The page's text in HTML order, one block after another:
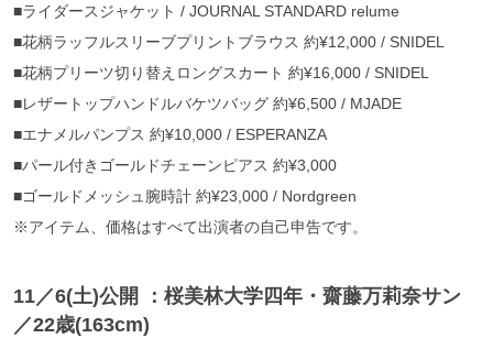
■ライダースジャケット / JOURNAL STANDARD relume
■花柄ラッフルスリーブプリントブラウス 約¥12,000 / SNIDEL
■花柄プリーツ切り替えロングスカート 約¥16,000 / SNIDEL
■レザートップハンドルバケツバッグ 約¥6,500 / MJADE
■エナメルパンプス 約¥10,000 / ESPERANZA
■パール付きゴールドチェーンピアス 約¥3,000
■ゴールドメッシュ腕時計 約¥23,000 / Nordgreen
※アイテム、価格はすべて出演者の自己申告です。
11／6(土)公開 ：桜美林大学四年・齋藤万莉奈サン
／22歳(163cm)